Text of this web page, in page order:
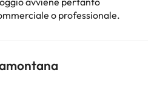
essere a pagamento. Puoi
presso la struttura.
o professionale.